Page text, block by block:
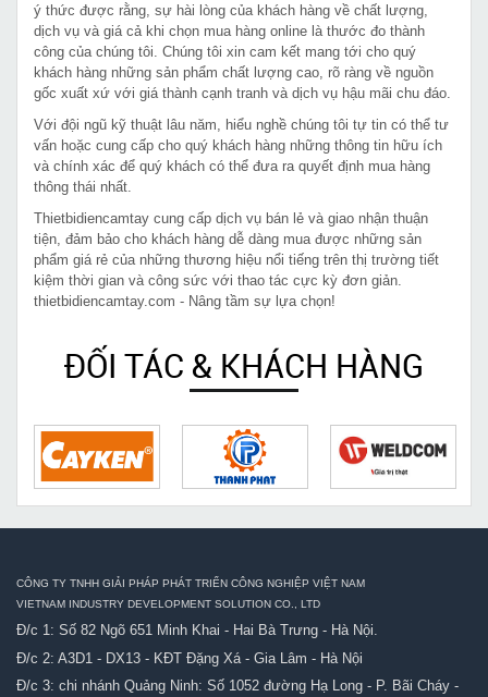
ý thức được rằng, sự hài lòng của khách hàng về chất lượng,
dịch vụ và giá cả khi chọn mua hàng online là thước đo thành
công của chúng tôi. Chúng tôi xin cam kết mang tới cho quý
khách hàng những sản phẩm chất lượng cao, rõ ràng về nguồn
gốc xuất xứ với giá thành cạnh tranh và dịch vụ hậu mãi chu đáo.
Với đội ngũ kỹ thuật lâu năm, hiểu nghề chúng tôi tự tin có thể tư
vấn hoặc cung cấp cho quý khách hàng những thông tin hữu ích
và chính xác để quý khách có thể đưa ra quyết định mua hàng
thông thái nhất.
Thietbidiencamtay cung cấp dịch vụ bán lẻ và giao nhận thuận
tiện, đảm bảo cho khách hàng dễ dàng mua được những sản
phẩm giá rẻ của những thương hiệu nổi tiếng trên thị trường tiết
kiệm thời gian và công sức với thao tác cực kỳ đơn giản.
thietbidiencamtay.com - Nâng tầm sự lựa chọn!
ĐỐI TÁC & KHÁCH HÀNG
CÔNG TY TNHH GIẢI PHÁP PHÁT TRIỂN CÔNG NGHIỆP VIỆT NAM
VIETNAM INDUSTRY DEVELOPMENT SOLUTION CO., LTD
Đ/c 1: Số 82 Ngõ 651 Minh Khai - Hai Bà Trưng - Hà Nội.
Đ/c 2: A3D1 - DX13 - KĐT Đặng Xá - Gia Lâm - Hà Nội
Đ/c 3: chi nhánh Quảng Ninh: Số 1052 đường Hạ Long - P. Bãi Cháy -